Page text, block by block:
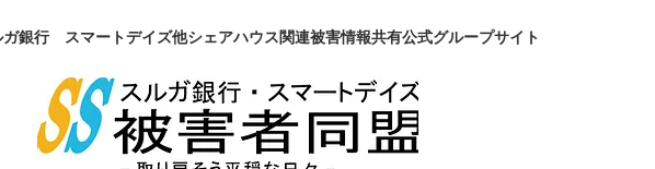
ガ銀行 スマートデイズ他シェアハウス関連被害情報共有公式グループサイト